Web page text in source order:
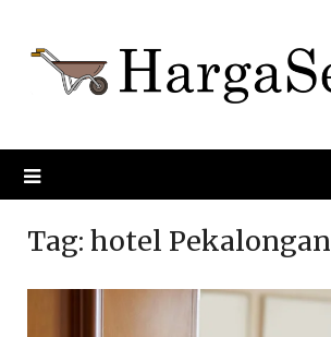
content
Tag: hotel Pekalongan